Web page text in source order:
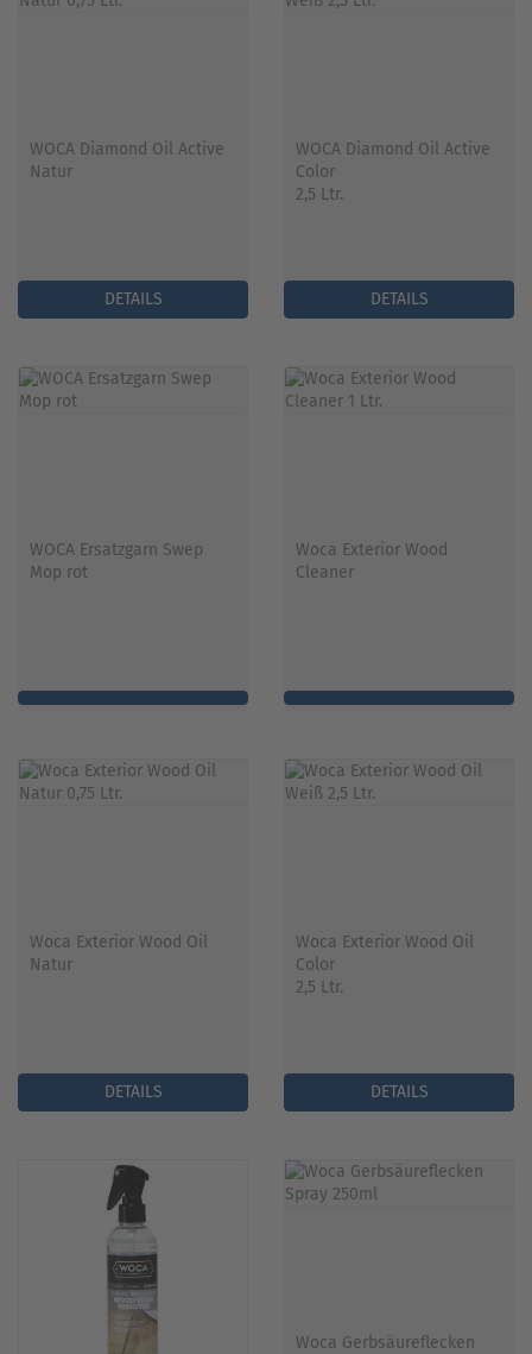
WOCA Diamond Oil Active
Natur
DETAILS
WOCA Diamond Oil Active
Color
2,5 Ltr.
DETAILS
WOCA Ersatzgarn Swep
Mop rot
Woca Exterior Wood
Cleaner
Woca Exterior Wood Oil
Natur
DETAILS
Woca Exterior Wood Oil
Color
2,5 Ltr.
DETAILS
Woca Gerbsäureflecken